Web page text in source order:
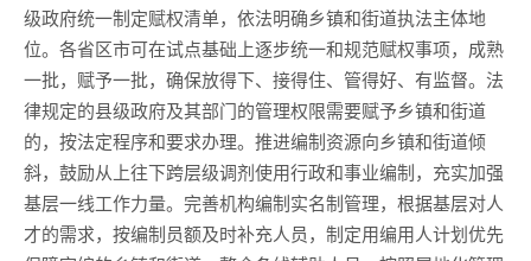
级政府统一制定赋权清单，依法明确乡镇和街道执法主体地
位。各省区市可在试点基础上逐步统一和规范赋权事项，成熟
一批，赋予一批，确保放得下、接得住、管得好、有监督。法
律规定的县级政府及其部门的管理权限需要赋予乡镇和街道
的，按法定程序和要求办理。推进编制资源向乡镇和街道倾
斜，鼓励从上往下跨层级调剂使用行政和事业编制，充实加强
基层一线工作力量。完善机构编制实名制管理，根据基层对人
才的需求，按编制员额及时补充人员，制定用编用人计划优先